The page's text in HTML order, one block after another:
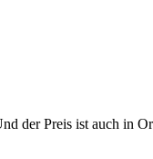
der Preis ist auch in